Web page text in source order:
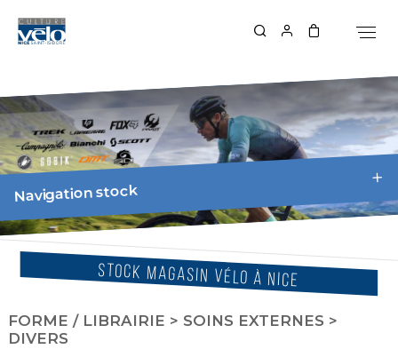
STOCK MAGASIN VÉLO À NICE
FORME / LIBRAIRIE > SOINS EXTERNES >
DIVERS
Navigation stock